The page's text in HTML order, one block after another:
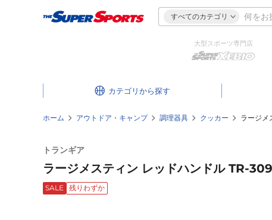
すべてのカテゴリ
大型スポーツ専門店
カテゴリ
ホーム アウトドア・キャンプ 調理器具 クッカー ラージメ
トランギア
ラージメスティン レッドハンドル TR-
SALE 残りわずか